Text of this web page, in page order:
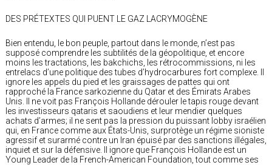
DES PRÉTEXTES QUI PUENT LE GAZ LACRYMOGÈNE
Bien entendu, le bon peuple, partout dans le monde, n’est pas
supposé comprendre les subtilités de la géopolitique, et encore
moins les tractations, les bakchichs, les rétrocommissions, ni les
entrelacs d’une politique des tubes d’hydrocarbures fort complexe. Il
ignore les appels du pied et les graissages de pattes qui ont
rapproché la France sarkozienne du Qatar et des Émirats Arabes
Unis. Il ne voit pas François Hollande dérouler le tapis rouge devant
les investisseurs qataris et saoudiens et leur mendier quelques
achats d’armes; il ne sent pas la pression du puissant lobby israélien
qui, en France comme aux États-Unis, surprotège un régime sioniste
agressif et surarmé contre un Iran épuisé par des sanctions illégales,
inquiet et sur la défensive. Il ignore que François Hollande est un
Young Leader de la French-American Foundation, tout comme ses